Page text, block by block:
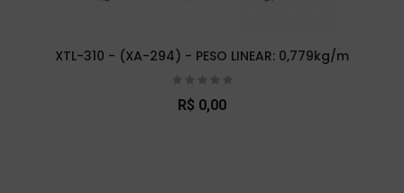
XTL-310 - (XA-294) - PESO LINEAR: 0,779kg/m
R$ 0,00